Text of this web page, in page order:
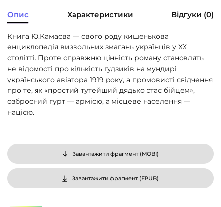
Опис Характеристики Відгуки (0)
Книга Ю.Камаєва — свого роду кишенькова
енциклопедія визвольних змагань українців у ХХ
столітті. Проте справжню цінність роману становлять
не відомості про кількість ґудзиків на мундирі
українського авіатора 1919 року, а промовисті свідчення
про те, як «простий тутейший дядько стає бійцем»,
озброєний гурт — армією, а місцеве населення —
нацією.
Завантажити фрагмент (MOBI)
Завантажити фрагмент (EPUB)